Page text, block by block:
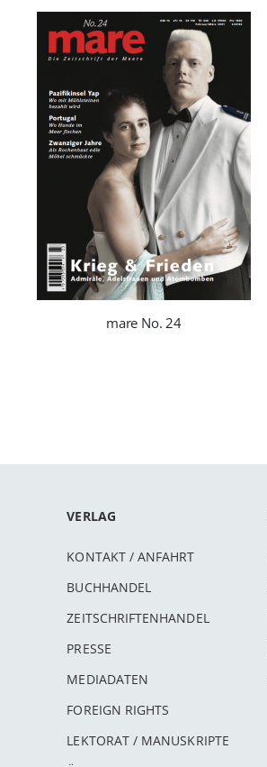
mare No. 24
VERLAG
KONTAKT / ANFAHRT
BUCHHANDEL
ZEITSCHRIFTENHANDEL
PRESSE
MEDIADATEN
FOREIGN RIGHTS
LEKTORAT / MANUSKRIPTE